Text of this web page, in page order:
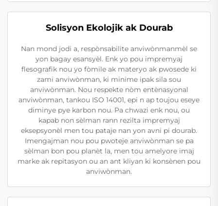
Solisyon Ekolojik ak Dourab
Nan mond jodi a, respònsabilite anviwònmanmèl se
yon bagay esansyèl. Enk yo pou impremyaj
flesografik nou yo fòmile ak materyo ak pwosede ki
zami anviwònman, ki minime ipak sila sou
anviwònman. Nou respekte nòm entènasyonal
anviwònman, tankou ISO 14001, epi n ap toujou eseye
diminye pye karbon nou. Pa chwazi enk nou, ou
kapab non sèlman rann rezilta impremyaj
eksepsyonèl men tou pataje nan yon avni pi dourab.
Imengajman nou pou pwoteje anviwònman se pa
sèlman bon pou planèt la, men tou amelyore imaj
marke ak repitasyon ou an ant kliyan ki konsènen pou
anviwònman.